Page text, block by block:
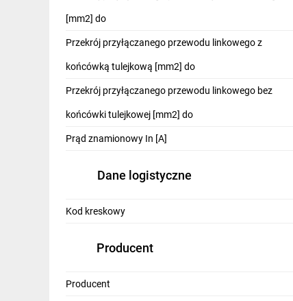
Budowa i Remont
Elektronika
Smart home
[mm2] do
Przekrój przyłączanego przewodu linkowego z
końcówką tulejkową [mm2] do
Przekrój przyłączanego przewodu linkowego bez
końcówki tulejkowej [mm2] do
Prąd znamionowy In [A]
Dane logistyczne
Kod kreskowy
Producent
Producent